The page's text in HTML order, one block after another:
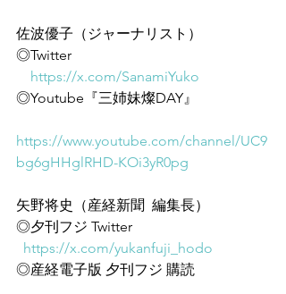
佐波優子（ジャーナリスト）
◎Twitter
https://x.com/SanamiYuko
◎Youtube『三姉妹燦DAY』
https://www.youtube.com/channel/UC9
bg6gHHglRHD-KOi3yR0pg
矢野将史（産経新聞  編集長）
◎夕刊フジ Twitter
https://x.com/yukanfuji_hodo
◎産経電子版 夕刊フジ 購読